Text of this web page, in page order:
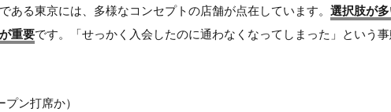
ある東京には、多様なコンセプトの店舗が点在しています。 選択肢が
重要です。「せっかく入会したのに通わなくなってしまった」という
ン打席か）